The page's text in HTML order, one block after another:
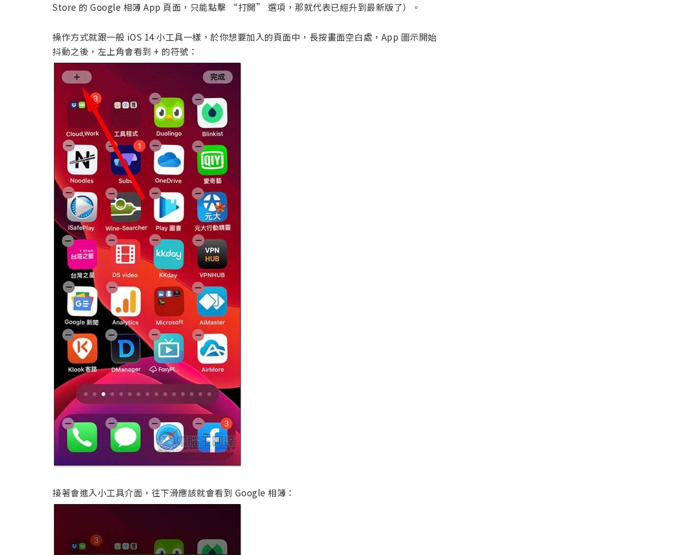
Store 的 Google 相簿 App 頁面，只能點擊 “打開” 選項，那就代表已經升到最新版了）。
操作方式就跟一般 iOS 14 小工具一樣，於你想要加入的頁面中，長按畫面空白處，App 圖示開始
抖動之後，左上角會看到 + 的符號：
接著會進入小工具介面，往下滑應該就會看到 Google 相簿：